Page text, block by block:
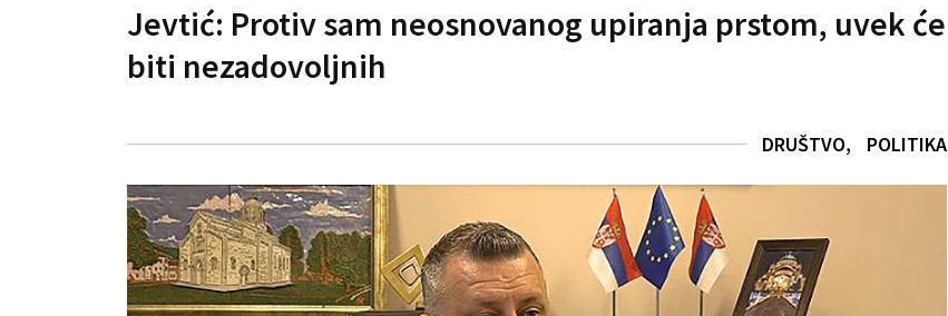
Jevtić: Protiv sam neosnovanog upiranja prstom, uvek će
biti nezadovoljnih
DRUŠTVO POLITIKA